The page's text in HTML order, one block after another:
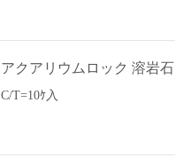
アクアリウムロック 溶岩石
C/T=10ｹ入